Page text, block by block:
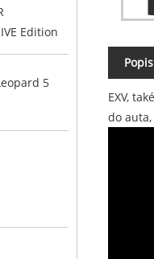
Edition
5
EXV,
do